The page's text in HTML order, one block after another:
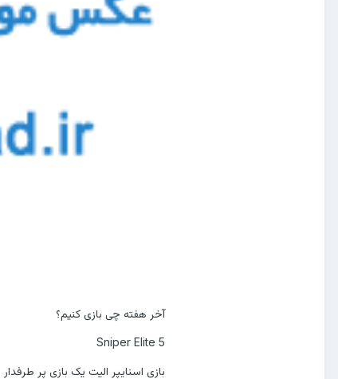
آخر هفته چی بازی کنیم؟
Sniper Elite 5
بازی اسنایپر الیت یک بازی پر